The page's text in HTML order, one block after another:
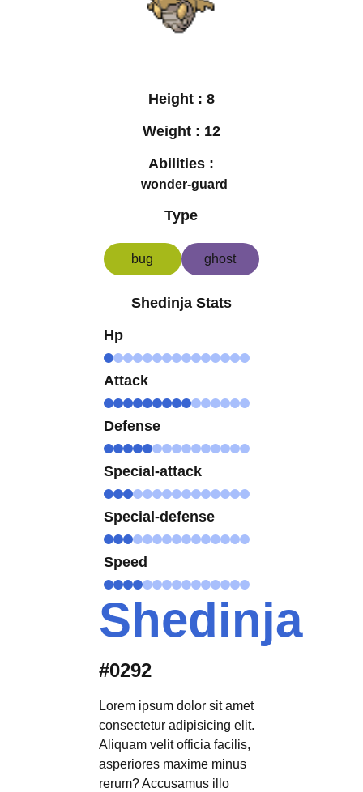
Height : 8
Weight : 12
Abilities :
wonder-guard
Type
bug ghost
Shedinja Stats
Hp
Attack
Defense
Special-attack
Special-defense
Speed
Shedinja
#0292
Lorem ipsum dolor sit amet
consectetur adipisicing elit.
Aliquam velit officia facilis,
asperiores maxime minus
rerum? Accusamus illo